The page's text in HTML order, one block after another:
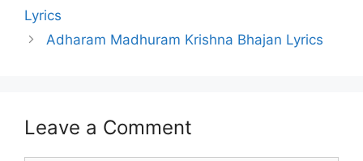
Lyrics
Adharam Madhuram Krishna Bhajan Lyrics
Leave a Comment